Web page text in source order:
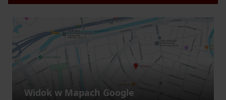
Widok w Mapach Google